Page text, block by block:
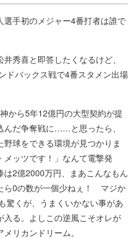
選手初のメジャー4番打者は誰で
秀喜と即答したくなるけど、
ドバックス戦で4番スタメン出場
から5年12億円の大型契約が提
んだ争奪戦に……と思ったら、
球をできる環境が見つかりま
メッツです！」なんて電撃発
2億2000万円、まあこんなもん
0の数が一個少ねぇ！ マジか
驚くが、うまくいかない事があ
る。よしこの逆風こそオレが
リカンドリーム。